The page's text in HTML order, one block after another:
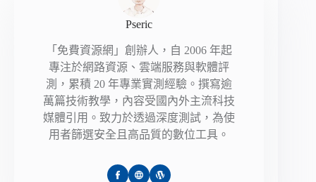
Pseric
「免費資源網」創辦人，自 2006 年起
專注於網路資源、雲端服務與軟體評
測，累積 20 年專業實測經驗。撰寫逾
萬篇技術教學，內容受國內外主流科技
媒體引用。致力於透過深度測試，為使
用者篩選安全且高品質的數位工具。